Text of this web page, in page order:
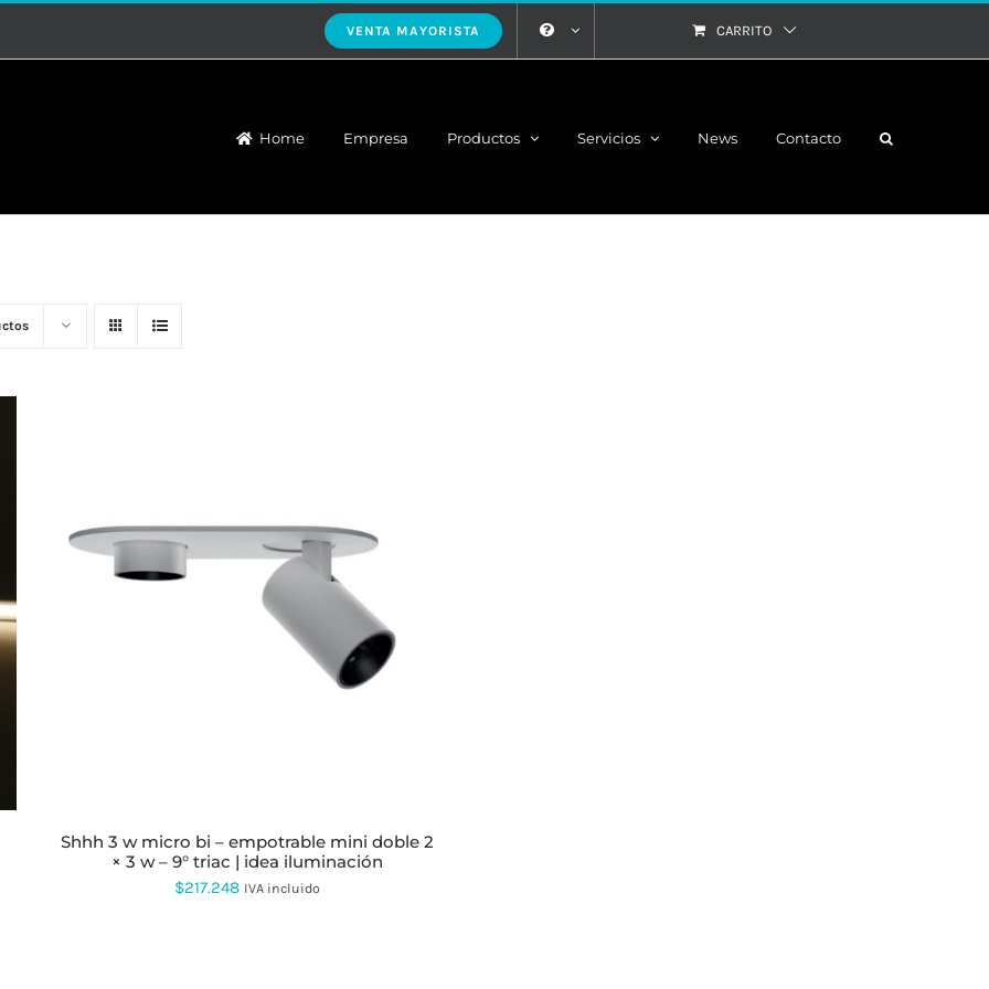
VENTA MAYORISTA CARRITO
Home Empresa Productos Servicios News Contacto
ESTE
PRODUCTO
MÚLTIPLES
PÁGINA
DE
PRODUCTO
shhh 3 w micro bi – empotrable mini doble 2
× 3 w – 9° triac | idea iluminación
$217.248 IVA incluido